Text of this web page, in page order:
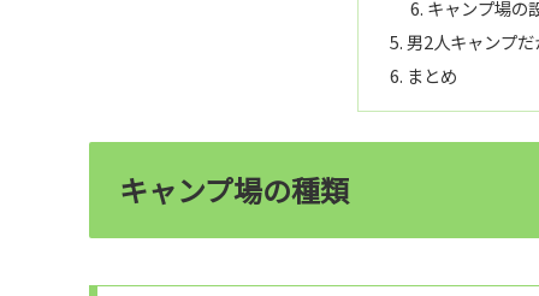
キャンプ場の
男2人キャンプ
まとめ
キャンプ場の種類